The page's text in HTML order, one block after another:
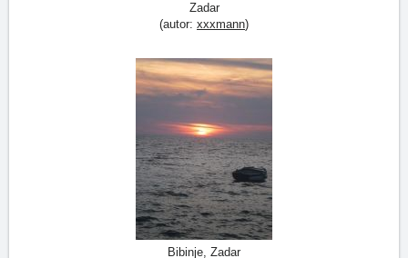
Zadar
(autor: xxxmann)
Bibinje, Zadar